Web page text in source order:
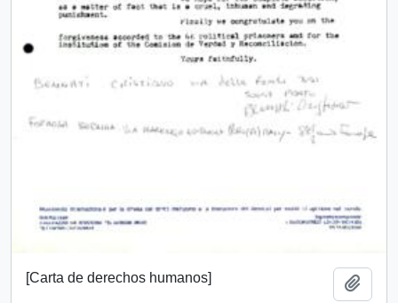
[Carta de derechos humanos]